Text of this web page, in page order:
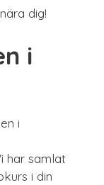
dig!
i
i
har samlat
i din